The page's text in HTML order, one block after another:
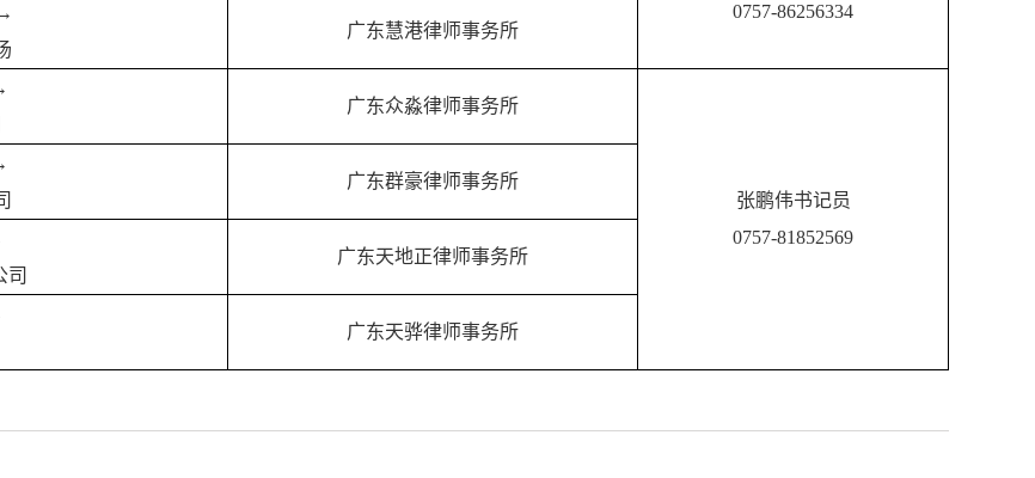
0757-86256334
广东慧港律师事务所
广东众淼律师事务所
张鹏伟书记员
0757-81852569
广东群豪律师事务所
司
广东天地正律师事务所
广东天骅律师事务所